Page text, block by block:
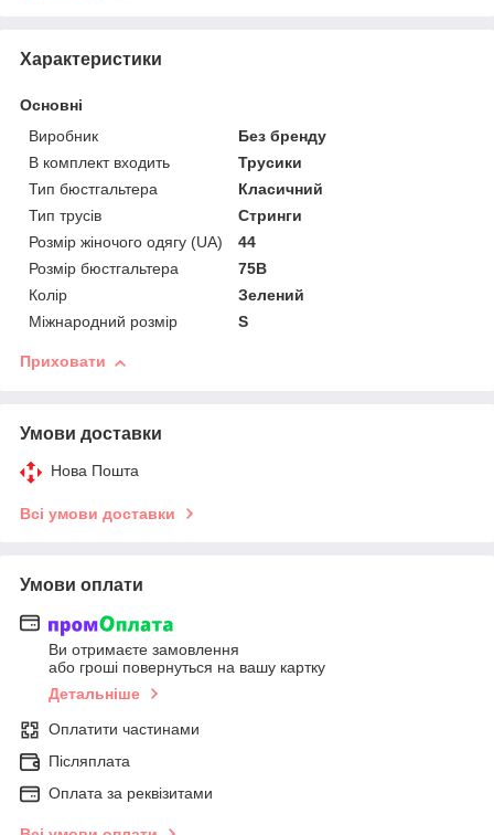
Характеристики
Основні
Виробник
Без бренду
В комплект входить
Трусики
Тип бюстгальтера
Класичний
Тип трусів
Стринги
Розмір жіночого одягу (UA)
44
Розмір бюстгальтера
75B
Колір
Зелений
Міжнародний розмір
S
Приховати
Умови доставки
Нова Пошта
Всі умови доставки
Умови оплати
Ви отримаєте замовлення
або гроші повернуться на вашу картку
Детальніше
Оплатити частинами
Післяплата
Оплата за реквізитами